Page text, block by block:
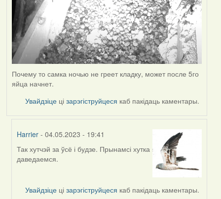
Почему то самка ночью не греет кладку, может после 5го
яйца начнет.
Увайдзіце цізарэгіструйцеся каб пакідаць каментары.
Harrier - 04.05.2023 - 19:41
In
reply
ZNR
Так хутчэй за ўсё і будзе. Прынамсі хутка
даведаемся.
Увайдзіце цізарэгіструйцеся каб пакідаць каментары.